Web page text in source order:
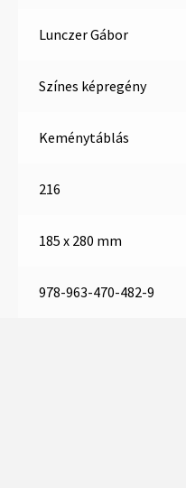
Lunczer Gábor
Színes képregény
Keménytáblás
216
185 x 280 mm
978-963-470-482-9